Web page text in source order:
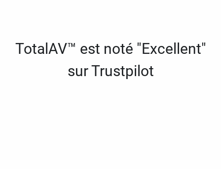
TotalAV™ est noté "Excellent"
sur Trustpilot